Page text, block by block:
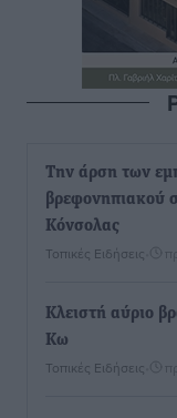
Την άρση των
βρεφονηπιακού
Κόνσολας
Τοπικές Ειδήσεις
Κλειστή αύριο
Κω
Τοπικές Ειδήσεις